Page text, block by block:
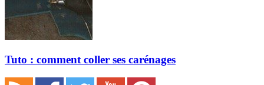
Tuto : comment coller ses carénages